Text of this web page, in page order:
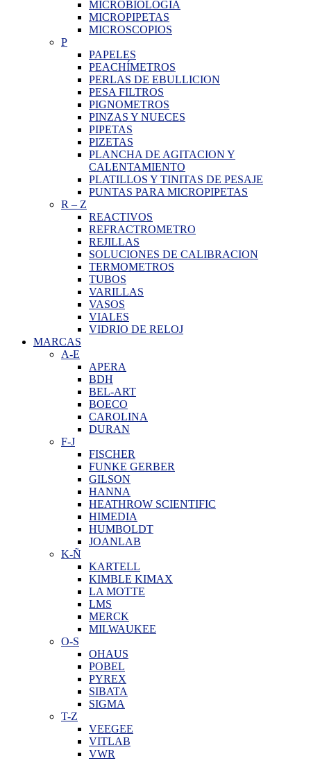
MICROBIOLOGIA
MICROPIPETAS
MICROSCOPIOS
P
PAPELES
PEACHÍMETROS
PERLAS DE EBULLICION
PESA FILTROS
PIGNOMETROS
PINZAS Y NUECES
PIPETAS
PIZETAS
PLANCHA DE AGITACION Y
CALENTAMIENTO
PLATILLOS Y TINITAS DE PESAJE
PUNTAS PARA MICROPIPETAS
R – Z
REACTIVOS
REFRACTROMETRO
REJILLAS
SOLUCIONES DE CALIBRACION
TERMOMETROS
TUBOS
VARILLAS
VASOS
VIALES
VIDRIO DE RELOJ
MARCAS
A-E
APERA
BDH
BEL-ART
BOECO
CAROLINA
DURAN
F-J
FISCHER
FUNKE GERBER
GILSON
HANNA
HEATHROW SCIENTIFIC
HIMEDIA
HUMBOLDT
JOANLAB
K-Ñ
KARTELL
KIMBLE KIMAX
LA MOTTE
LMS
MERCK
MILWAUKEE
O-S
OHAUS
POBEL
PYREX
SIBATA
SIGMA
T-Z
VEEGEE
VITLAB
VWR